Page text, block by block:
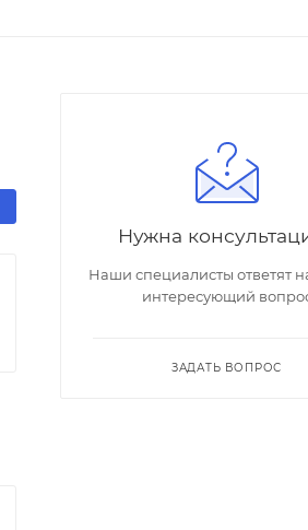
Нужна
Наши специалисты ответят
интересующий
ЗАДАТЬ ВОПРОС